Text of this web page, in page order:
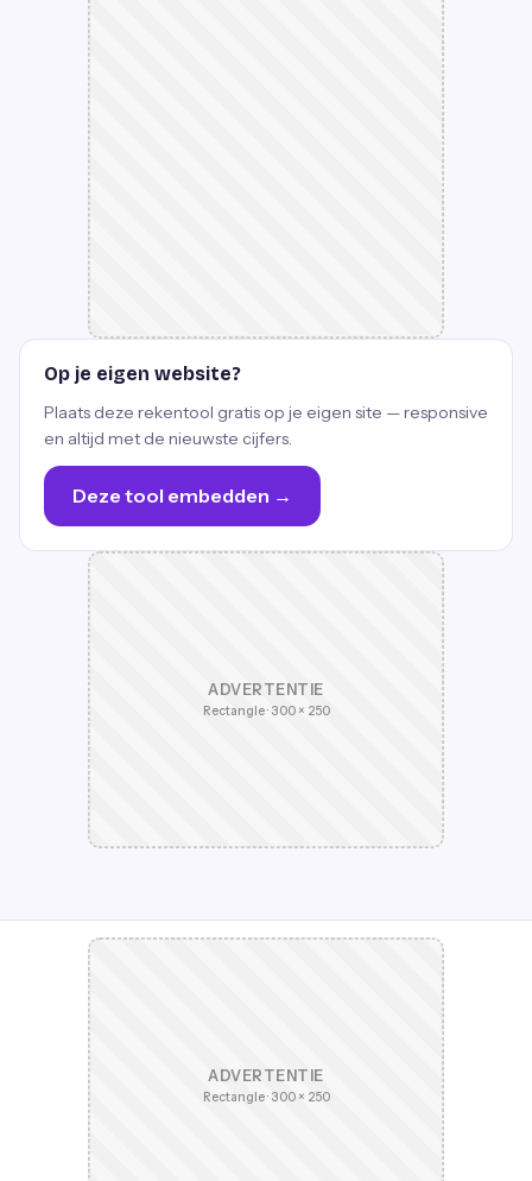
Op je eigen website?
Plaats deze rekentool gratis op je eigen site — responsive
en altijd met de nieuwste cijfers.
Deze tool embedden →
ADVERTENTIE
Rectangle · 300 × 250
ADVERTENTIE
Rectangle · 300 × 250